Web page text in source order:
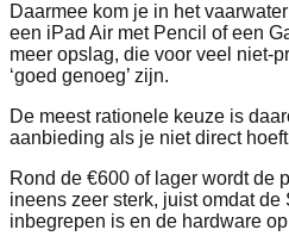
Daarmee kom je in het
een iPad Air met Pencil of een
meer opslag, die voor veel
‘goed genoeg’ zijn.
De meest rationele keuze is
aanbieding als je niet direct
Rond de €600 of lager wordt de
ineens zeer sterk, juist omdat
inbegrepen is en de hardware